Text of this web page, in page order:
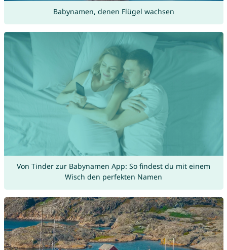
Babynamen, denen Flügel wachsen
Von Tinder zur Babynamen App: So findest du mit einem
Wisch den perfekten Namen